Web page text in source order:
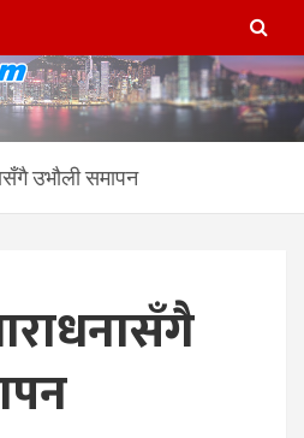
हङकङबाट
अनलाईन
hk nepal com
उभौली समापन